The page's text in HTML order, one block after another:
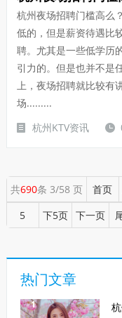
杭州夜场招聘门槛高
低的，但是薪资待遇比
聘。尤其是一些低学历
引力的。但是也并不是
上，夜场招聘就比较有
场.........
杭州KTV资讯
共690条 3/58 页 首页
5
下5页 下一页
热门文章
1